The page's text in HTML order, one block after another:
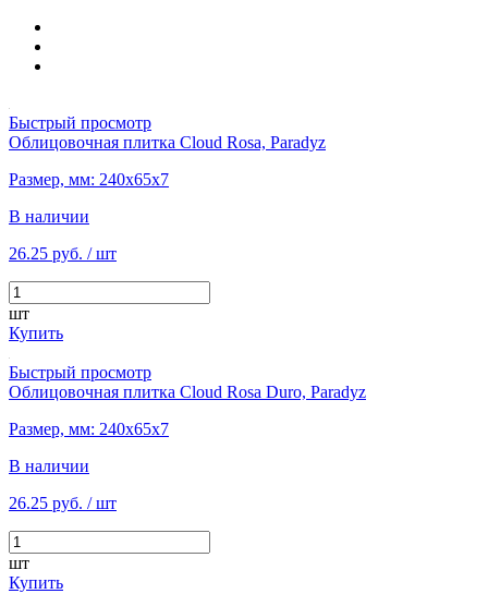
Быстрый просмотр
Облицовочная плитка Cloud Rosa, Paradyz
Размер, мм: 240х65х7
В наличии
26.25 руб. / шт
шт
Купить
Быстрый просмотр
Облицовочная плитка Cloud Rosa Duro, Paradyz
Размер, мм: 240х65х7
В наличии
26.25 руб. / шт
шт
Купить